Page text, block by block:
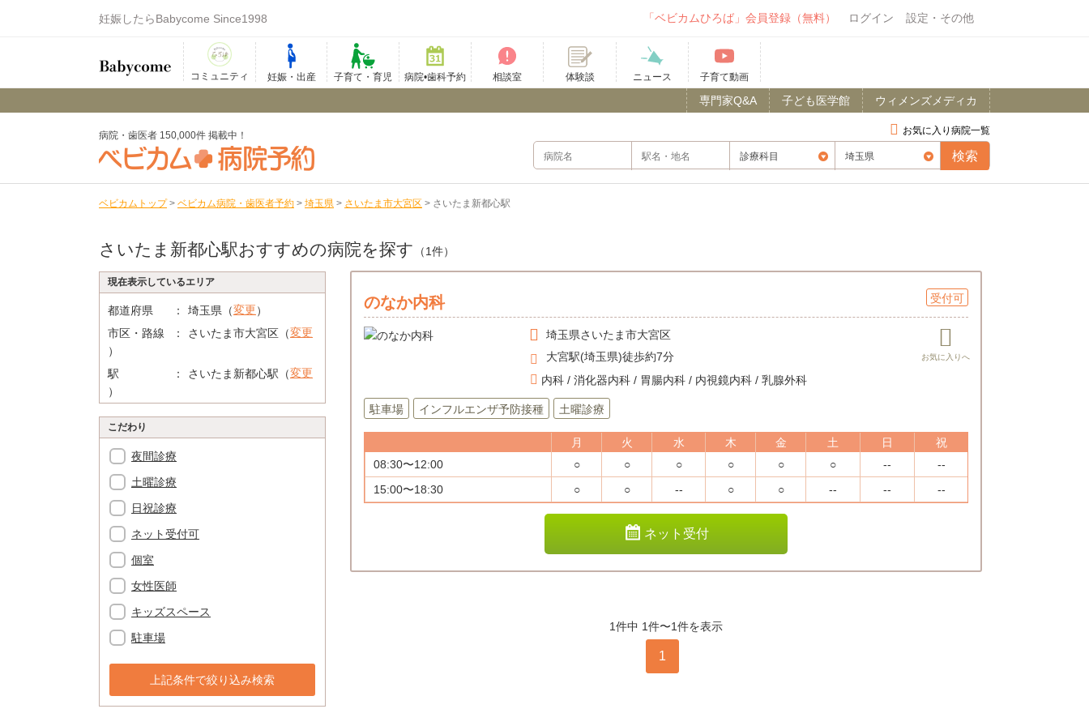
妊娠したらBabycome Since1998 「ベビカムひろば」会員登録（無料） ログイン 設定・その他
コミュニティ 妊娠・出産 子育て・育児 病院•歯科予約 相談室 体験談 ニュース 子育て動画
ウィメンズメディカ
子ども医学館
専門家Q&A
お気に入り病院一覧
病院・歯医者 150,000件 掲載中！
ベビカムトップ > ベビカム病院・歯医者予約 > 埼玉県 > さいたま市大宮区 > さいたま新都心駅
さいたま新都心駅おすすめの病院を探す （1件）
現在表示しているエリア
都道府県 埼玉県（変更）
市区・路線
さいたま市大宮区（変更
）
駅
さいたま新都心駅（変更
）
こだわり
夜間診療
土曜診療
日祝診療
ネット受付可
個室
女性医師
キッズスペース
駐車場
上記条件で絞り込み検索
受付可
のなか内科
埼玉県さいたま市大宮区
大宮駅(埼玉県)徒歩約7分
内科 / 消化器内科 / 胃腸内科 / 内視鏡内科 / 乳腺外科
駐車場 インフルエンザ予防接種 土曜診療
月 火 水 木 金 土 日
祝
08:30〜12:00
○ ○ ○ ○ ○ ○ --
--
15:00〜18:30
○ ○ -- ○ ○ -- -- --
ネット受付
1件中 1件〜1件を表示
1